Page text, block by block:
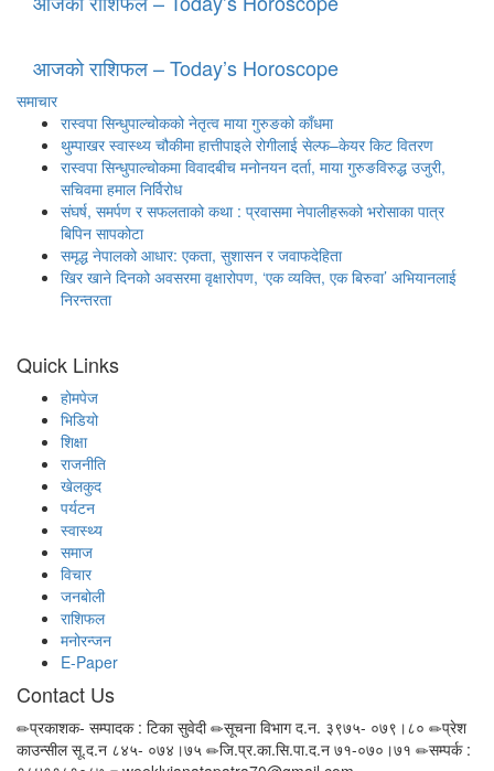
आजको राशिफल – Today’s Horoscope
समाचार
रास्वपा सिन्धुपाल्चोकको नेतृत्व माया गुरुङको काँधमा
थुम्पाखर स्वास्थ्य चौकीमा हात्तीपाइले रोगीलाई सेल्फ–केयर किट वितरण
रास्वपा सिन्धुपाल्चोकमा विवादबीच मनोनयन दर्ता, माया गुरुङविरुद्ध उजुरी,
सचिवमा हमाल निर्विरोध
संघर्ष, समर्पण र सफलताको कथा : प्रवासमा नेपालीहरूको भरोसाका पात्र
बिपिन सापकोटा
समृद्ध नेपालको आधार: एकता, सुशासन र जवाफदेहिता
खिर खाने दिनको अवसरमा वृक्षारोपण, ‘एक व्यक्ति, एक बिरुवा’ अभियानलाई
निरन्तरता
Quick Links
होमपेज
भिडियो
शिक्षा
राजनीति
खेलकुद
पर्यटन
स्वास्थ्य
समाज
विचार
जनबोली
राशिफल
मनोरन्जन
E-Paper
Contact Us
प्रकाशक- सम्पादक : टिका सुवेदी सूचना विभाग द.न. ३९७५- ०७९।८०
प्रेश
काउन्सील सू.द.न ८४५- ०७४।७५
जि.प्र.का.सि.पा.द.न ७१-०७०।७१
सम्पर्क :